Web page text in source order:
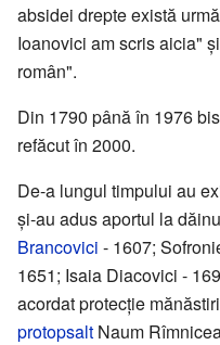
absidei drepte există
Ioanovici am scris aicia"
român".
Din 1790 până în 1976
refăcut în 2000.
De-a lungul timpului au
și-au adus aportul la
Brancovici - 1607;
1651; Isaia Diacovici -
acordat protecție
protopsalt Naum